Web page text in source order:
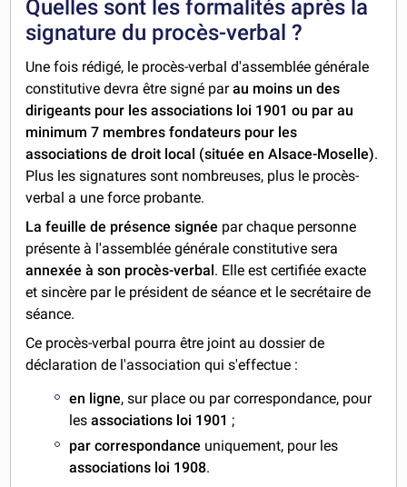
Quelles sont les formalités après la
signature du procès-verbal ?
Une fois rédigé, le procès-verbal d'assemblée générale
constitutive devra être signé parau moins un des
dirigeants pour les associations loi 1901 ou par au
minimum 7 membres fondateurs pour les
associations de droit local (située en Alsace-Moselle).
Plus les signatures sont nombreuses, plus le procès-
verbal a une force probante.
La feuille de présence signée par chaque personne
présente à l'assemblée générale constitutive sera
annexée à son procès-verbal. Elle est certifiée exacte
et sincère par le président de séance et le secrétaire de
séance.
Ce procès-verbal pourra être joint au dossier de
déclaration de l'association qui s'effectue :
en ligne, sur place ou par correspondance, pour
lesassociations loi 1901 ;
par correspondance uniquement, pour les
associations loi 1908.